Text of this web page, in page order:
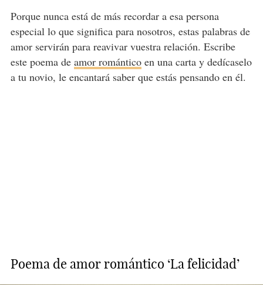
Porque nunca está de más recordar a esa persona
especial lo que significa para nosotros, estas palabras de
amor servirán para reavivar vuestra relación. Escribe
este poema de amor románticoen una carta y dedícaselo
a tu novio, le encantará saber que estás pensando en él.
Poema de amor romántico ‘La felicidad’